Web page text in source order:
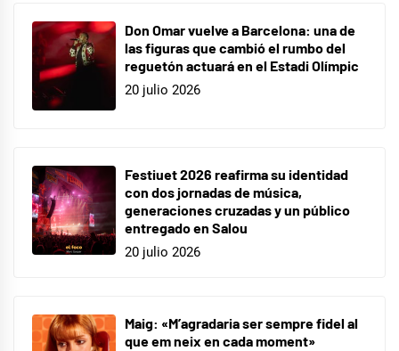
Don Omar vuelve a Barcelona: una de
las figuras que cambió el rumbo del
reguetón actuará en el Estadi Olímpic
20 julio 2026
Festiuet 2026 reafirma su identidad
con dos jornadas de música,
generaciones cruzadas y un público
entregado en Salou
20 julio 2026
Maig: «M’agradaria ser sempre fidel al
que em neix en cada moment»